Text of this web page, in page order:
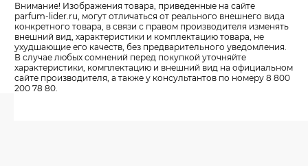
Внимание! Изображения товара, приведенные на сайте
parfum-lider.ru, могут отличаться от реального внешнего вида
конкретного товара, в связи с правом производителя изменять
внешний вид, характеристики и комплектацию товара, не
ухудшающие его качеств, без предварительного уведомления.
В случае любых сомнений перед покупкой уточняйте
характеристики, комплектацию и внешний вид на официальном
сайте производителя, а также у консультантов по номеру 8 800
200 78 80.